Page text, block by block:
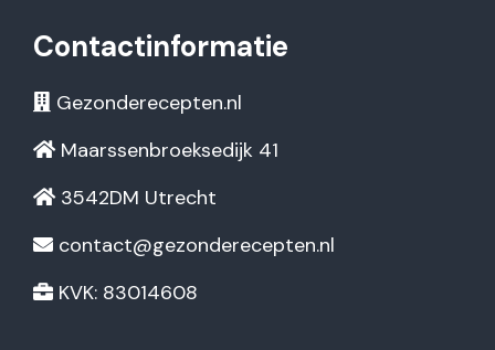
Contactinformatie
Gezonderecepten.nl
Maarssenbroeksedijk 41
3542DM Utrecht
contact@gezonderecepten.nl
KVK: 83014608